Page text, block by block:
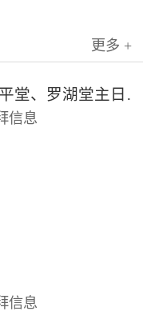
更多 +
2024.6.30基督教深圳堂、和平堂、罗湖堂主日崇拜信息
信息
信息